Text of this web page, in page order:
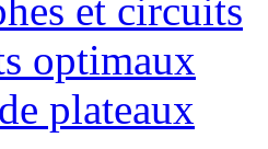
et circuits
optimaux
plateaux